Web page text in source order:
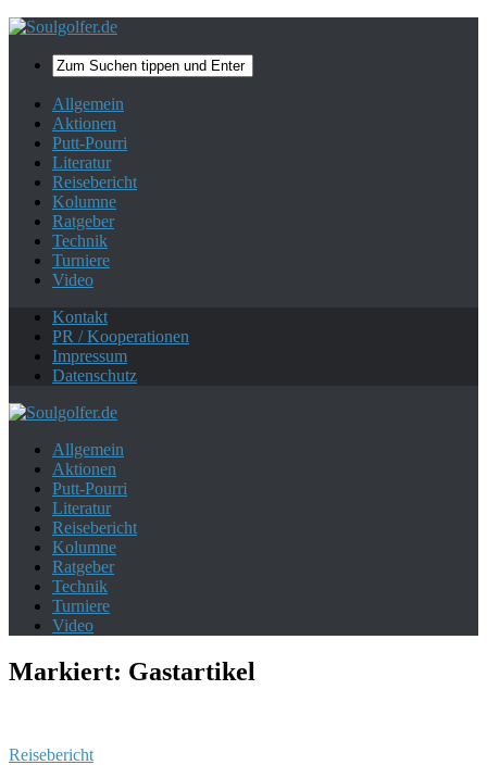
Allgemein
Aktionen
Putt-Pourri
Literatur
Reisebericht
Kolumne
Ratgeber
Technik
Turniere
Video
Kontakt
PR / Kooperationen
Impressum
Datenschutz
Allgemein
Aktionen
Putt-Pourri
Literatur
Reisebericht
Kolumne
Ratgeber
Technik
Turniere
Video
Markiert: Gastartikel
Reisebericht
Mehr zum Datenschutz. Ok, danke!